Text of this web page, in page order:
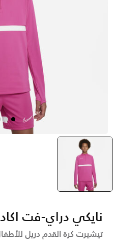
selected
وردي
نايكي دراي-فت
تيشيرت كرة القدم دريل